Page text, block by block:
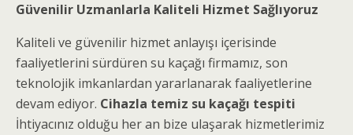
Güvenilir Uzmanlarla Kaliteli Hizmet Sağlıyoruz
Kaliteli ve güvenilir hizmet anlayışı içerisinde
faaliyetlerini sürdüren su kaçağı firmamız, son
teknolojik imkanlardan yararlanarak faaliyetlerine
devam ediyor. Cihazla temiz su kaçağı tespiti
İhtiyacınız olduğu her an bize ulaşarak hizmetlerimiz